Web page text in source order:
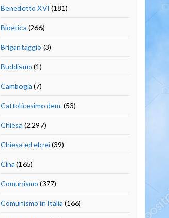
Benedetto XVI (181)
Bioetica (266)
Brigantaggio (3)
Buddismo (1)
Cambogia (7)
Cattolicesimo dem.(53)
Chiesa (2.297)
Chiesa ed ebrei(39)
Cina (165)
Comunismo (377)
Comunismo in Italia (166)